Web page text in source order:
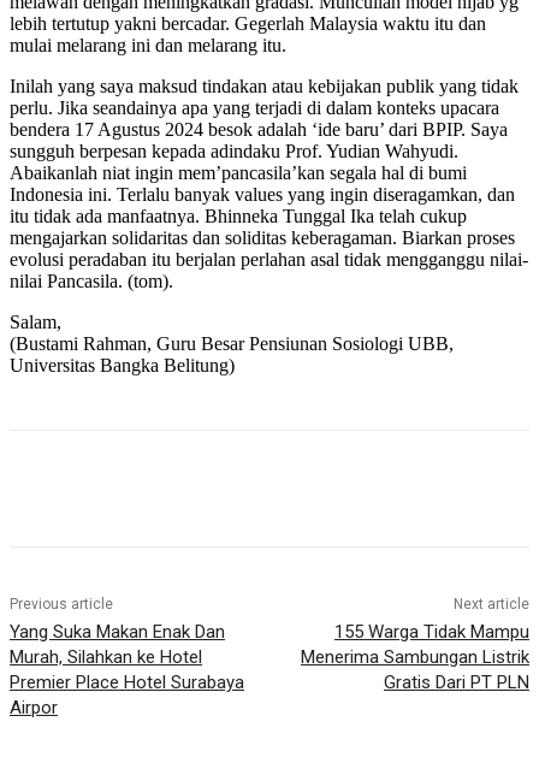
lebih tertutup yakni bercadar. Gegerlah Malaysia waktu itu dan
mulai melarang ini dan melarang itu.
Inilah yang saya maksud tindakan atau kebijakan publik yang tidak
perlu. Jika seandainya apa yang terjadi di dalam konteks upacara
bendera 17 Agustus 2024 besok adalah ‘ide baru’ dari BPIP. Saya
sungguh berpesan kepada adindaku Prof. Yudian Wahyudi.
Abaikanlah niat ingin mem’pancasila’kan segala hal di bumi
Indonesia ini. Terlalu banyak values yang ingin diseragamkan, dan
itu tidak ada manfaatnya. Bhinneka Tunggal Ika telah cukup
mengajarkan solidaritas dan soliditas keberagaman. Biarkan proses
evolusi peradaban itu berjalan perlahan asal tidak mengganggu nilai-
nilai Pancasila. (tom).
Salam,
(Bustami Rahman, Guru Besar Pensiunan Sosiologi UBB,
Universitas Bangka Belitung)
Previous article
Yang Suka Makan Enak Dan
Murah, Silahkan ke Hotel
Premier Place Hotel Surabaya
Airpor
Next article
155 Warga Tidak Mampu
Menerima Sambungan Listrik
Gratis Dari PT PLN